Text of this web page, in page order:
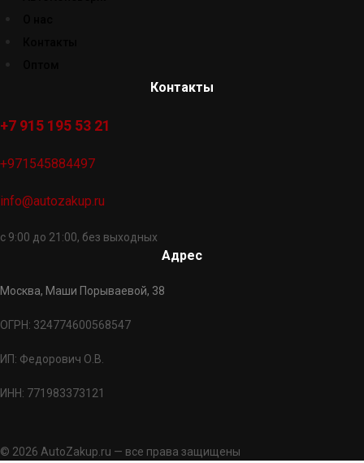
Контакты
+7 915 195 53 21
+971545884497
info@autozakup.ru
с 9:00 до 21:00, без выходных
Адрес
Москва, Маши Порываевой, 38
ОГРН: 324774600568547
ИП: Федорович О.В.
ИНН: 771983373121
© 2026 AutoZakup.ru — все права защищены